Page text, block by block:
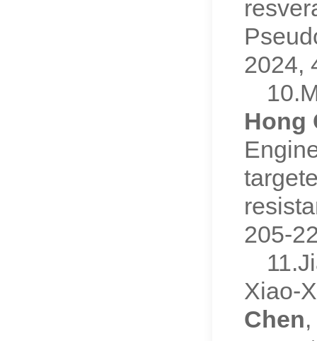
2024,
Hong
205-
Xiao-
Chen